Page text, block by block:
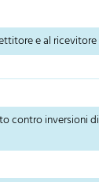
e al ricevitore
contro inversioni di